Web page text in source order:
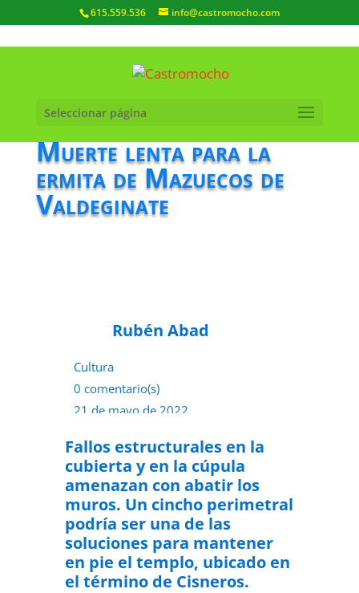
615.559.536 info@castromocho.com
Seleccionar página
Muerte lenta para la
ermita de Mazuecos de
Valdeginate
Rubén Abad
Cultura
0 comentario(s)
21 de mayo de 2022
Fallos estructurales en la
cubierta y en la cúpula
amenazan con abatir los
muros. Un cincho perimetral
podría ser una de las
soluciones para mantener
en pie el templo, ubicado en
el término de Cisneros.